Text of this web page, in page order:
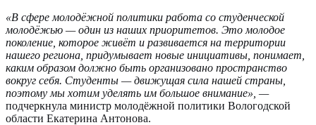
«В сфере молодёжной политики работа со студенческой
молодёжью — один из наших приоритетов. Это молодое
поколение, которое живёт и развивается на территории
нашего региона, придумывает новые инициативы, понимает,
каким образом должно быть организовано пространство
вокруг себя. Студенты — движущая сила нашей страны,
поэтому мы хотим уделять им большое внимание», —
подчеркнула министр молодёжной политики Вологодской
области Екатерина Антонова.